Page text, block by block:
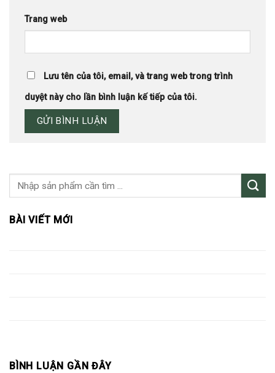
Trang web
Lưu tên của tôi, email, và trang web trong trình
duyệt này cho lần bình luận kế tiếp của tôi.
BÀI VIẾT MỚI
BÌNH LUẬN GẦN ĐÂY